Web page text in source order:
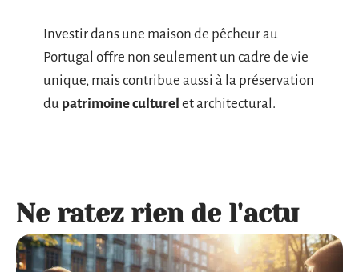
Investir dans une maison de pêcheur au
Portugal offre non seulement un cadre de vie
unique, mais contribue aussi à la préservation
du patrimoine culturel et architectural.
Ne ratez rien de l'actu